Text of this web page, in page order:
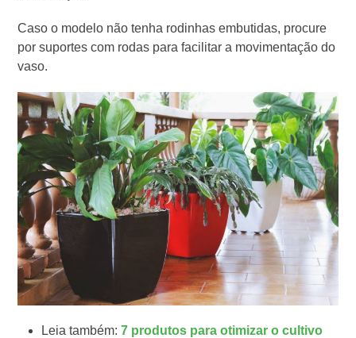
Caso o modelo não tenha rodinhas embutidas, procure
por suportes com rodas para facilitar a movimentação do
vaso.
Leia também:7 produtos para otimizar o cultivo